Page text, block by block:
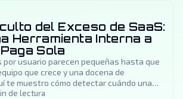
del Exceso de SaaS:
Herramienta Interna a
Sola
por usuario parecen pequeñas hasta que
que crece y una docena de
te muestro cómo detectar cuándo una
le gana a pagar renta para siempre, y
de lectura